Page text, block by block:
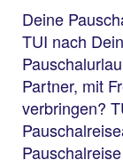
Deine
TUI nach
Partner, mit
verbringen?